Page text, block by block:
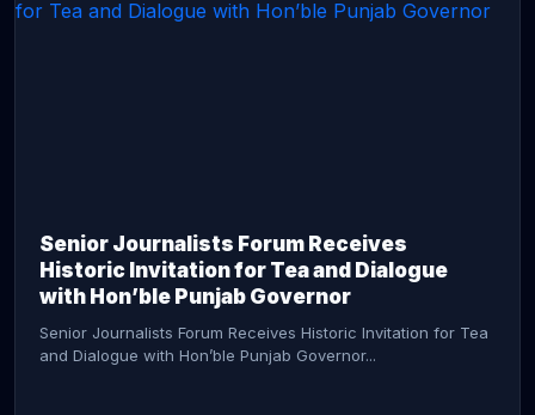
Senior Journalists Forum Receives
Historic Invitation for Tea and Dialogue
with Hon’ble Punjab Governor
Senior Journalists Forum Receives Historic Invitation for Tea
and Dialogue with Hon’ble Punjab Governor...